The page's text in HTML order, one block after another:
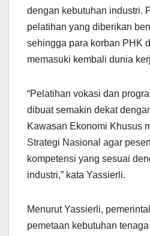
dengan kebutuhan industri.
pelatihan yang diberikan
sehingga para korban PHK
memasuki kembali dunia
“Pelatihan vokasi dan
dibuat semakin dekat
Kawasan Ekonomi Khusus
Strategi Nasional agar
kompetensi yang sesuai
industri,” kata Yassierli.
Menurut Yassierli,
pemetaan kebutuhan